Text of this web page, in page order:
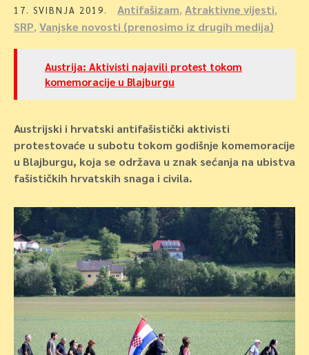
17. SVIBNJA 2019. Antifašizam, Atraktivne vijesti,
SRP, Vanjske novosti (prenosimo iz drugih medija)
Austrija: Aktivisti najavili protest tokom
komemoracije u Blajburgu
Austrijski i hrvatski antifašistički aktivisti
protestovaće u subotu tokom godišnje komemoracije
u Blajburgu, koja se održava u znak sećanja na ubistva
fašističkih hrvatskih snaga i civila.